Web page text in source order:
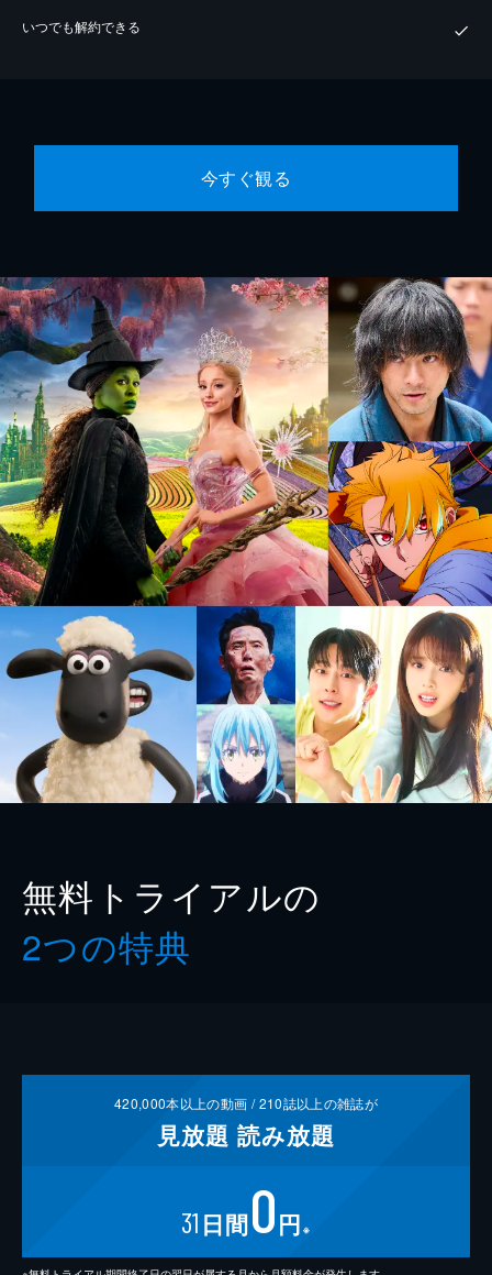
いつでも解約できる
今すぐ観る
無料トライアルの
2つの特典
420,000本以上の動画 /210誌以上の雑誌が
見放題 読み放題
31 日間0円 ※